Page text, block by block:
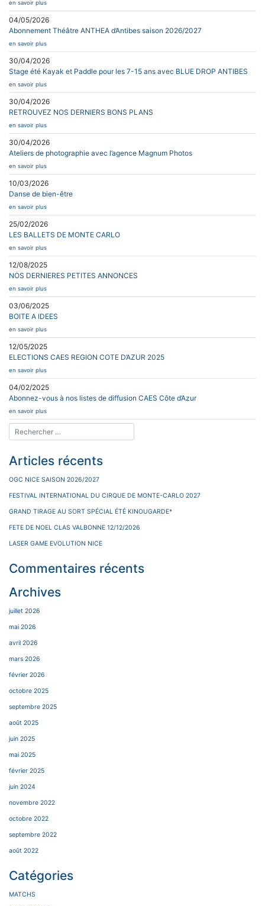
en savoir plus
04/05/2026
Abonnement Théâtre ANTHEA d’Antibes saison 2026/2027
en savoir plus
30/04/2026
Stage été Kayak et Paddle pour les 7-15 ans avec BLUE DROP ANTIBES
en savoir plus
30/04/2026
RETROUVEZ NOS DERNIERS BONS PLANS
en savoir plus
30/04/2026
Ateliers de photographie avec l’agence Magnum Photos
en savoir plus
10/03/2026
Danse de bien-être
en savoir plus
25/02/2026
LES BALLETS DE MONTE CARLO
en savoir plus
12/08/2025
NOS DERNIERES PETITES ANNONCES
en savoir plus
03/06/2025
BOITE A IDEES
en savoir plus
12/05/2025
ELECTIONS CAES REGION COTE D’AZUR 2025
en savoir plus
04/02/2025
Abonnez-vous à nos listes de diffusion CAES Côte d’Azur
en savoir plus
Articles récents
OGC NICE SAISON 2026/2027
FESTIVAL INTERNATIONAL DU CIRQUE DE MONTE-CARLO 2027
GRAND TIRAGE AU SORT SPÉCIAL ÉTÉ KINOUGARDE*
FETE DE NOEL CLAS VALBONNE 12/12/2026
LASER GAME EVOLUTION NICE
Commentaires récents
Archives
juillet 2026
mai 2026
avril 2026
mars 2026
février 2026
octobre 2025
septembre 2025
août 2025
juin 2025
mai 2025
février 2025
juin 2024
novembre 2022
octobre 2022
septembre 2022
août 2022
Catégories
MATCHS